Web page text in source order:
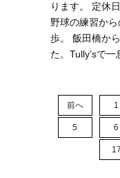
ります。 定休
野球の練習か
歩。 飯田橋か
た。Tully’sで
前へ 1
5 6
17